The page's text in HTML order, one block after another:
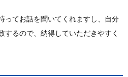
ってお話を聞いてくれますし、自分
するので、納得していただきやすく